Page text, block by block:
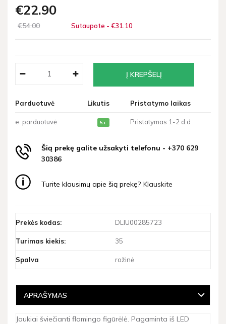
€22 90
€5400 Sutaupote - €31 10
Parduotuvė Likutis Pristatymo laikas
e. parduotuvė 5+ Pristatymas 1-2 d.d
Šią prekę galite užsakyti telefonu - +370 629
30386
Turite klausimų apie šią prekę? Klauskite
Prekės kodas: DLIU00285723
Turimas kiekis: 35
Spalva rožinė
APRAŠYMAS
Jaukiai šviečianti flamingo figūrėlė. Pagaminta iš LED